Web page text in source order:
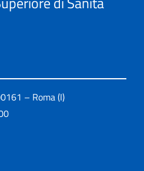
– Roma (I)